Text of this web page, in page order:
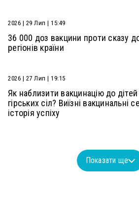
2026 | 29 Лип | 15:49
36 000 доз вакцини проти сказу
регіонів країни
2026 | 27 Лип | 19:15
Як наблизити вакцинацію до
гірських сіл? Виїзні вакцинальні
історія успіху
Показати ще